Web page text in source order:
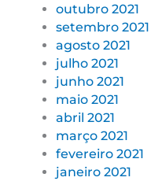
outubro 2021
setembro 2021
agosto 2021
julho 2021
junho 2021
maio 2021
abril 2021
março 2021
fevereiro 2021
janeiro 2021